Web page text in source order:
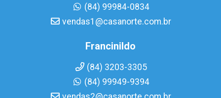
(84) 99984-0834
vendas1@casanorte.com.br
Francinildo
(84) 3203-3305
(84) 99949-9394